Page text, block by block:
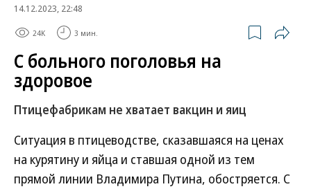
14.12.2023, 22:48
24K 3 мин.
С больного поголовья на
здоровое
Птицефабрикам не хватает вакцин и яиц
Ситуация в птицеводстве, сказавшаяся на ценах
на курятину и яйца и ставшая одной из тем
прямой линии Владимира Путина, обостряется. С